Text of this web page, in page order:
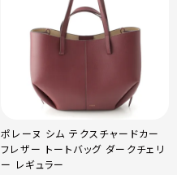
ポレーヌ シム テクスチャードカー
フレザー トートバッグ ダークチェリ
ー レギュラー